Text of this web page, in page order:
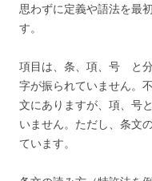
思わずに定義や語法を最
す。
項目は、条、項、号 と
字が振られていません。
文にありますが、項、号
いません。ただし、条文
ています。